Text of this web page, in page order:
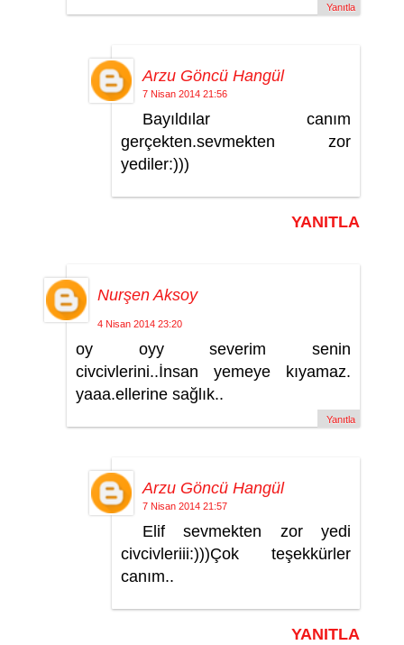
Yanıtla
Arzu Göncü Hangül
7 Nisan 2014 21:56
Bayıldılar canım
gerçekten.sevmekten zor
yediler:)))
YANITLA
Nurşen Aksoy
4 Nisan 2014 23:20
oy oyy severim senin
civcivlerini..İnsan yemeye kıyamaz.
yaaa.ellerine sağlık..
Yanıtla
Arzu Göncü Hangül
7 Nisan 2014 21:57
Elif sevmekten zor yedi
civcivleriii:)))Çok teşekkürler
canım..
YANITLA